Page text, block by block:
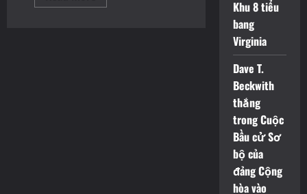
more
Khu 8 tiểu
bang
Virginia
Dave T.
Beckwith
thắng
trong Cuộc
Bầu cử Sơ
bộ của
đảng Cộng
hòa vào